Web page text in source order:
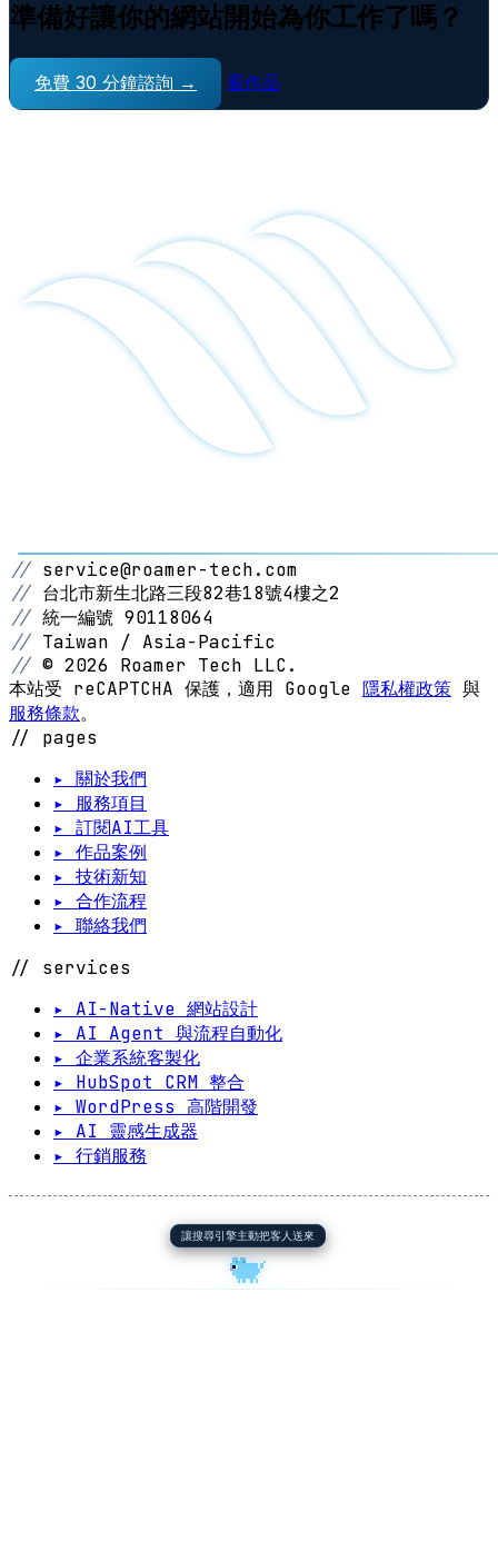
準備好讓你的網站開始為你工作了嗎？
免費 30 分鐘諮詢 → 看作品
// service@roamer-tech.com
// 台北市新生北路三段82巷18號4樓之2
// 統一編號 90118064
// Taiwan / Asia-Pacific
// © 2026 Roamer Tech LLC.
本站受 reCAPTCHA 保護，適用 Google 隱私權政策 與
服務條款。
// pages
▸ 關於我們
▸ 服務項目
▸ 訂閱AI工具
▸ 作品案例
▸ 技術新知
▸ 合作流程
▸ 聯絡我們
// services
▸ AI-Native 網站設計
▸ AI Agent 與流程自動化
▸ 企業系統客製化
▸ HubSpot CRM 整合
▸ WordPress 高階開發
▸ AI 靈感生成器
▸ 行銷服務
讓搜尋引擎主動把客人送來